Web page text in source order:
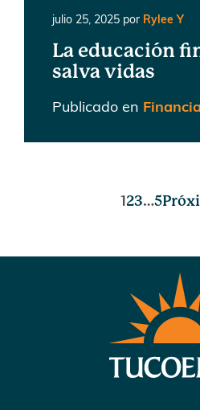
julio 25, 2025 por Rylee Y
La educación
salva vidas
Publicado en
123…5